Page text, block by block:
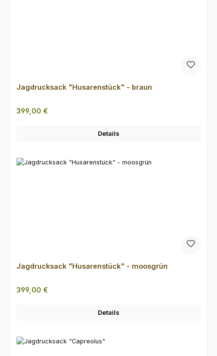
Jagdrucksack "Husarenstück" - braun
Regulärer Preis:
399,00 €
Details
Jagdrucksack "Husarenstück" - moosgrün
Regulärer Preis:
399,00 €
Details